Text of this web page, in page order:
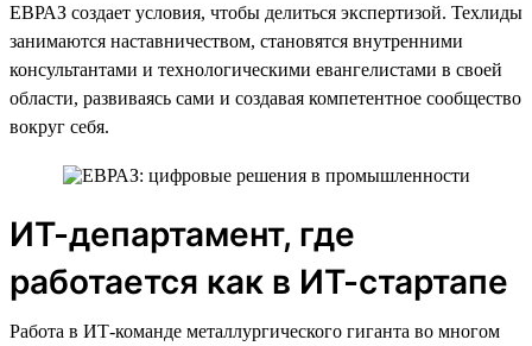
ЕВРАЗ создает условия, чтобы делиться экспертизой. Техлиды
занимаются наставничеством, становятся внутренними
консультантами и технологическими евангелистами в своей
области, развиваясь сами и создавая компетентное сообщество
вокруг себя.
ИТ-департамент, где
работается как в ИТ-стартапе
Работа в ИТ-команде металлургического гиганта во многом